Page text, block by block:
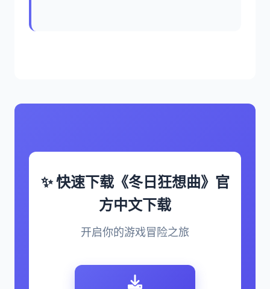
✨ 快速下载《冬日狂想曲》官
方中文下载
开启你的游戏冒险之旅